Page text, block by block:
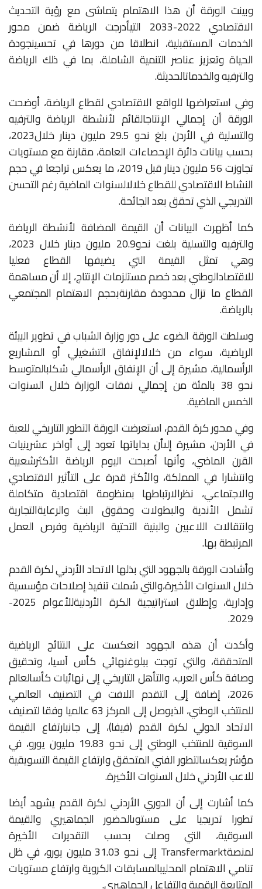
وبينت الورقة أن هذا الاهتمام يتماشى مع رؤية التحديث
الاقتصادي2022-2033 التيأدرجت الرياضة ضمن محور
الخدمات المستقبلية، انطلاقا من دورها في تحسينجودة
الحياة وتعزيز عناصر التنمية الشاملة، بما في ذلك الرياضة
والترفيهوالخدماتالحديثة.
وفي استعراضها للواقع الاقتصادي لقطاع الرياضة، أوضحت
الورقة أن إجمالي الإنتاجالقائم لأنشطة الرياضة والترفيه
والتسلية في الأردن بلغ نحو مليون دينار خلال2023،
بحسببياناتدائرةالإحصاءات العامة،مقارنةمعمستويات
تجاوزت
مليوندينارقبل ،مايعكستراجعافيحجم
النشاطالاقتصاديللقطاعخلالالسنواتالماضيةرغمالتحسن
التدريجيالذيتحققبعدالجائحة.
كما أظهرت البيانات أن القيمة المضافة لأنشطة الرياضة
والترفيه والتسلية بلغت نحو20.9 مليون دينار خلال2023
،
وهي
تمثل القيمة التي يضيفها القطاع
فعليا
للاقتصادالوطنيبعدخصممستلزماتالإنتاج،إلاأنمساهمة
القطاع ما تزال محدودة مقارنةبحجم الاهتمام المجتمعي
بالرياضة.
وسلطتالورقة الضوء علىدوروزارةالشبابفيتطويرالبيئة
الرياضية، سواء من خلالالإنفاق التشغيلي أو المشاريع
الرأسمالية، مشيرة إلىأن الإنفاق الرأسماليشكلبالمتوسط
نحو
بالمئة من إجمالي نفقات الوزارة خلال السنوات
الخمسالماضية.
وفيمحوركرةالقدم،استعرضتالورقةالتطورالتاريخيللعبة
في الأردن، مشيرة إلىأن بداياتها تعود إلى أواخر عشرينيات
القرن الماضي، وأنها أصبحت اليوم الرياضة الأكثرشعبية
وانتشارا في المملكة، والأكثر قدرة على التأثير الاقتصادي
والاجتماعي، نظرالارتباطها بمنظومة اقتصادية متكاملة
تشمل الأندية والبطولات وحقوق البث والرعايةالتجارية
وانتقالات اللاعبين والبنية التحتية الرياضية وفرص العمل
المرتبطةبها.
وأشادتالورقةبالجهودالتيبذلهاالاتحادالأردنيلكرةالقدم
خلالالسنواتالأخيرة،والتيشملتتنفيذإصلاحاتمؤسسية
وإدارية، وإطلاق استراتيجية الكرة الأردنيةللأعوام
2025-
2029.
وأكدت أن هذه الجهود انعكست على النتائج الرياضية
المتحققة، والتي توجت ببلوغنهائي كأس آسيا، وتحقيق
وصافةكأسالعرب،والتأهلالتاريخيإلىنهائياتكأسالعالم
2026، إضافة إلى التقدم اللافت في التصنيف العالمي
للمنتخبالوطني،الذيوصلإلىالمركز عالمياوفقالتصنيف
الاتحاد الدولي لكرة القدم (فيفا)، إلى جانبارتفاع القيمة
السوقية للمنتخب الوطني إلى نحو مليون يورو، في
مؤشريعكسالتطورالفنيالمتحققوارتفاعالقيمةالتسويقية
للاعبالأردنيخلالالسنواتالأخيرة.
كما أشارت إلى أن الدوري الأردني لكرة القدم يشهد أيضا
تطورا تدريجيا على مستوىالحضور الجماهيري والقيمة
السوقية،
التي وصلت بحسب التقديرات
الأخيرة
لمنصةTransfermarkt إلى نحو31.03 مليون يورو، في ظل
تناميالاهتمامالمحليبالمسابقاتالكرويةوارتفاعمستويات
المتابعةالرقميةوالتفاعلالجماهيري.